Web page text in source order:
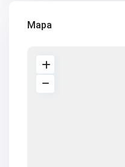
V2369
V2375
Mapa